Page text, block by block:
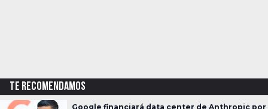
TE RECOMENDAMOS
Google financiará data center de Anthropic por